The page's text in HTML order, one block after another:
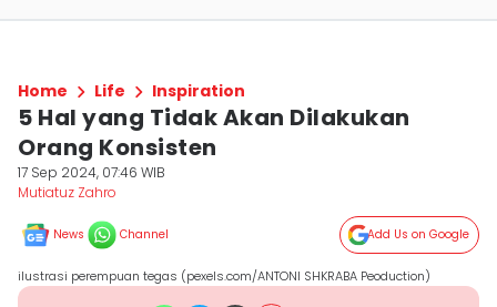
Home Life Inspiration
5 Hal yang Tidak Akan Dilakukan
Orang Konsisten
17 Sep 2024, 07:46 WIB
Mutiatuz Zahro
News Channel Add Us on Google
ilustrasi perempuan tegas (pexels.com/ANTONI SHKRABA Peoduction)